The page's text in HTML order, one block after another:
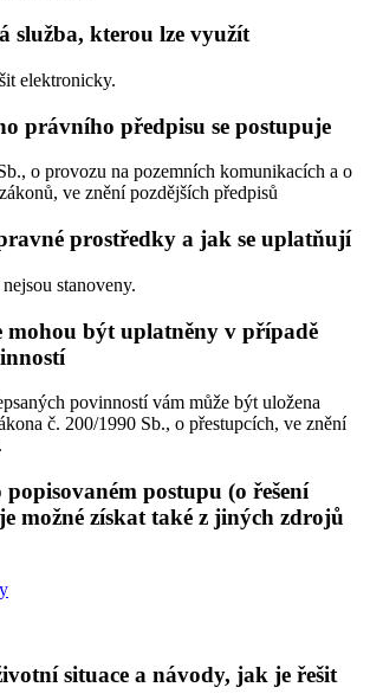
služba, kterou lze využít
elektronicky.
právního předpisu se postupuje
o provozu na pozemních komunikacích a o
ve znění pozdějších předpisů
prostředky a jak se uplatňují
stanoveny.
mohou být uplatněny v případě
povinností vám může být uložena
č. 200/1990 Sb., o přestupcích, ve znění
postupu (o řešení
možné získat také z jiných zdrojů
situace a návody, jak je řešit